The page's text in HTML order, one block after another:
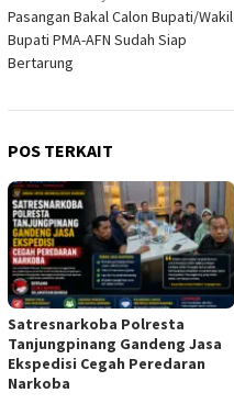
pos
Pasangan Bakal Calon Bupati/Wakil
Bupati PMA-AFN Sudah Siap
Bertarung
POS TERKAIT
Satresnarkoba Polresta
Tanjungpinang Gandeng Jasa
Ekspedisi Cegah Peredaran
Narkoba